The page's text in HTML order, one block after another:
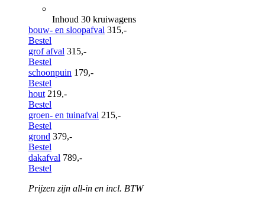
Inhoud 30 kruiwagens
bouw- en sloopafval 315,-
Bestel
grof afval 315,-
Bestel
schoonpuin 179,-
Bestel
hout 219,-
Bestel
groen- en tuinafval 215,-
Bestel
grond 379,-
Bestel
dakafval 789,-
Bestel
Prijzen zijn all-in en incl. BTW